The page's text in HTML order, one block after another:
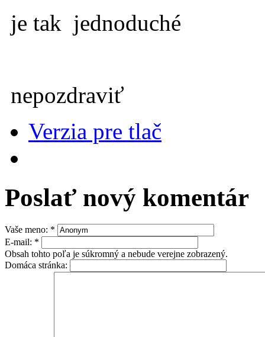
je tak jednoduché
nepozdraviť
Verzia pre tlač
Poslať nový komentár
Vaše meno: *
E-mail: *
Obsah tohto poľa je súkromný a nebude verejne zobrazený.
Domáca stránka: